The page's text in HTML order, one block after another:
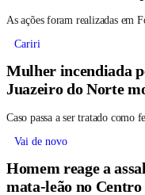
As ações foram realizadas em
Cariri
Mulher incendiada
Juazeiro do Norte
Caso passa a ser tratado como
Vai de novo
Homem reage a
mata-leão no Centro